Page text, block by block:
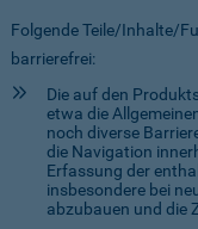
Folgende Teile/Inhalte/
barrierefrei:
Die auf den
etwa die
noch diverse
die Navigation
Erfassung der
insbesondere bei
abzubauen und die